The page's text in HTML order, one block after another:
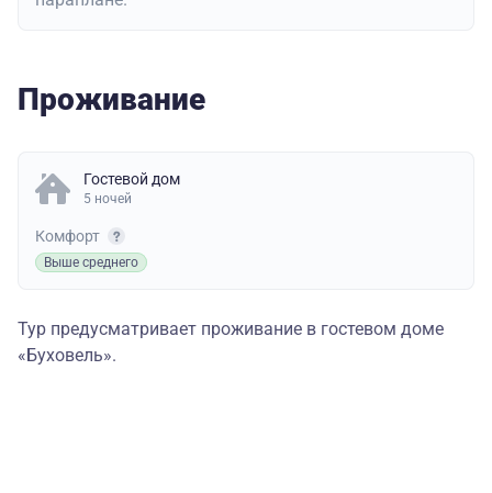
Проживание
Гостевой дом
5 ночей
Комфорт
Выше среднего
Тур предусматривает проживание в гостевом доме
«Буховель».